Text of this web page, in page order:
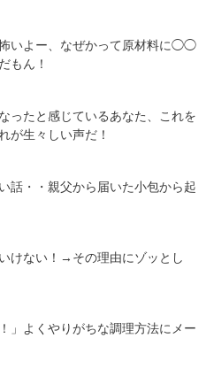
いよー、なぜかって原材料に◯◯
もん！
ったと感じているあなた、これを
が生々しい声だ！
話・・親父から届いた小包から起
けない！→その理由にゾッとし
」よくやりがちな調理方法にメー